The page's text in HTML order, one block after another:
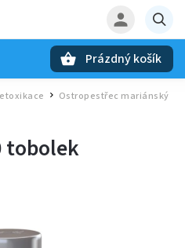
Prázdný košík
Ostropestřec mariánský
tobolek